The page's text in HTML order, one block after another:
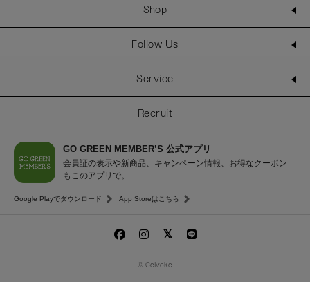
Shop
Follow Us
Service
Recruit
GO GREEN MEMBER’S 公式アプリ
会員証の表示や新商品、キャンペーン情報、お得なクーポン
もこのアプリで。
Google Playでダウンロード App Storeはこちら
© Celvoke